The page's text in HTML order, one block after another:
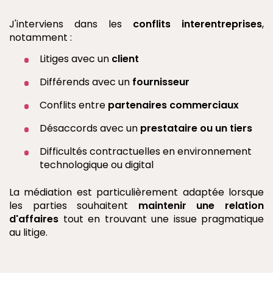
J'interviens dans les conflits interentreprises,
notamment :
Litiges avec un client
Différends avec un fournisseur
Conflits entre partenaires commerciaux
Désaccords avec un prestataire ou un tiers
Difficultés contractuelles en environnement
technologique ou digital
La médiation est particulièrement adaptée lorsque
les parties souhaitent maintenir une relation
d'affaires tout en trouvant une issue pragmatique
au litige.